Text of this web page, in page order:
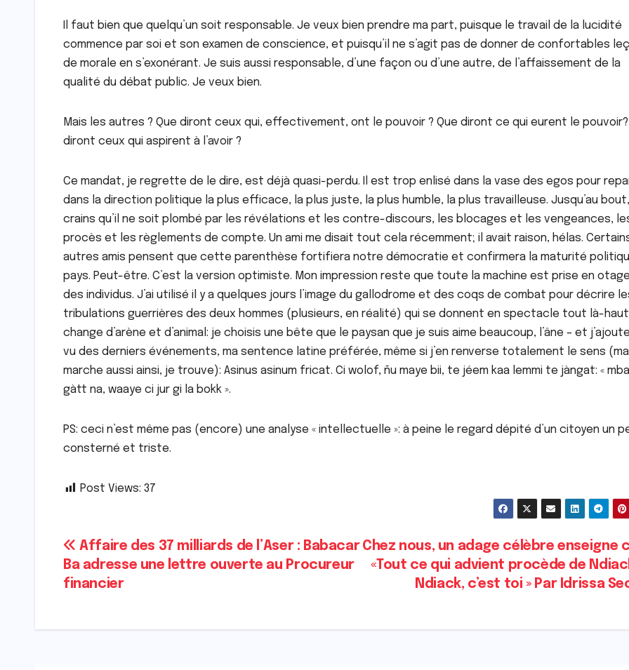
Il faut bien que quelqu’un soit responsable. Je veux bien prendre ma part, puisque le travail de la lucidité
commence par soi et son examen de conscience, et puisqu’il ne s’agit pas de donner de confortables
de morale en s’exonérant. Je suis aussi responsable, d’une façon ou d’une autre, de l’affaissement de la
qualité du débat public. Je veux bien.
Mais les autres ? Que diront ceux qui, effectivement, ont le pouvoir ? Que diront ce qui eurent le pouvoir?
diront ceux qui aspirent à l’avoir ?
Ce mandat, je regrette de le dire, est déjà quasi-perdu. Il est trop enlisé dans la vase des egos pour
dans la direction politique la plus efficace, la plus juste, la plus humble, la plus travailleuse. Jusqu’au
crains qu’il ne soit plombé par les révélations et les contre-discours, les blocages et les vengeances,
procès et les règlements de compte. Un ami me disait tout cela récemment; il avait raison, hélas.
autres amis pensent que cette parenthèse fortifiera notre démocratie et confirmera la maturité
pays. Peut-être. C’est la version optimiste. Mon impression reste que toute la machine est prise en
des individus. J’ai utilisé il y a quelques jours l’image du gallodrome et des coqs de combat pour décrire
tribulations guerrières des deux hommes (plusieurs, en réalité) qui se donnent en spectacle tout là-
change d’arène et d’animal: je choisis une bête que le paysan que je suis aime beaucoup, l’âne – et
vu des derniers événements, ma sentence latine préférée, même si j’en renverse totalement le sens
marche aussi ainsi, je trouve): Asinus asinum fricat. Ci wolof, ñu maye bii, te jéem kaa lemmi te jàngat: «
gàtt na, waaye ci jur gi la bokk ».
PS: ceci n’est même pas (encore) une analyse « intellectuelle »: à peine le regard dépité d’un citoyen un
consterné et triste.
Post Views: 37
Navigation
de
Chez nous, un adage célèbre enseigne
«Tout ce qui advient procède de
Ndiack, c’est toi » Par Idrissa
Affaire des 37 milliards de l’Aser : Babacar
Ba adresse une lettre ouverte au Procureur
financier
À LA UNE
ACTU_EXPRESS
ACTUALITE
FAITS DIVERS
Affaire Pape Cheikh
les bénéficiaires du
ACTU_EXPRESS
Mort